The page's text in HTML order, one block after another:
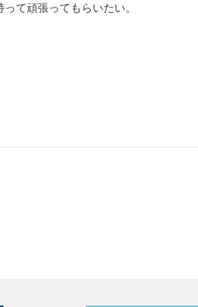
て頑張ってもらいたい。